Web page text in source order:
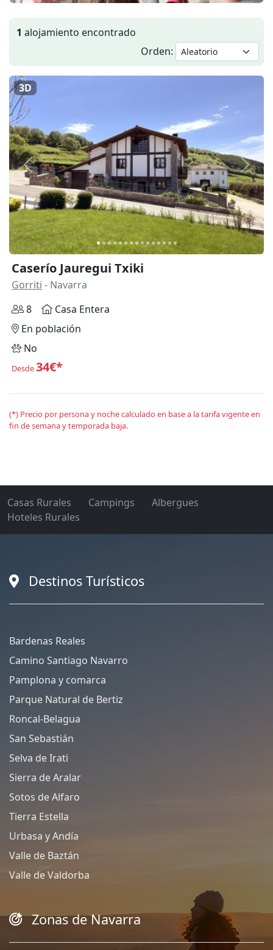
1 alojamiento encontrado
Orden:
Anterior
3D
Caserío Jauregui Txiki
Gorriti - Navarra
8
Casa Entera
En población
No
Desde34€*
(*) Precio por persona y noche calculado en base a la tarifa vigente en
fin de semana y temporada baja.
Casas Rurales Campings
Albergues
Hoteles Rurales
Destinos Turísticos
Bardenas Reales
Camino Santiago Navarro
Pamplona y comarca
Parque Natural de Bertiz
Roncal-Belagua
San Sebastián
Selva de Irati
Sierra de Aralar
Sotos de Alfaro
Tierra Estella
Urbasa y Andía
Valle de Baztán
Valle de Valdorba
Zonas de Navarra